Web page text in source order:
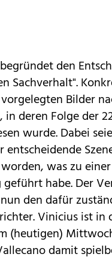
den
Sachverhalt".
Bilder
in deren Folge der
wurde. Dabei
entscheidende
was zu
habe. Der
den dafür
Vinicius ist in
(heutigen)
damit